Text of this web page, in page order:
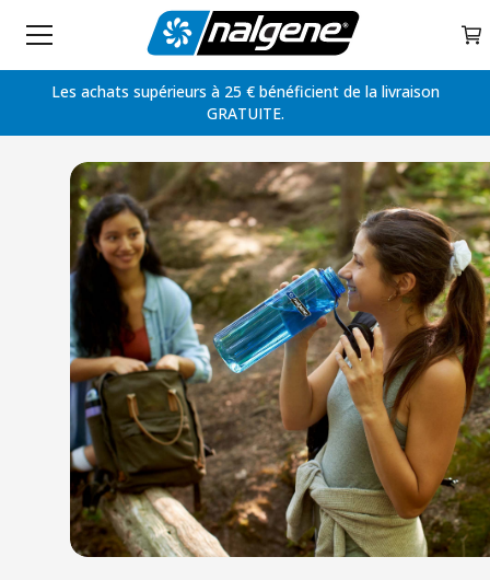
Les achats supérieurs à 25 € bénéficient de la livraison
GRATUITE.
Skip to content